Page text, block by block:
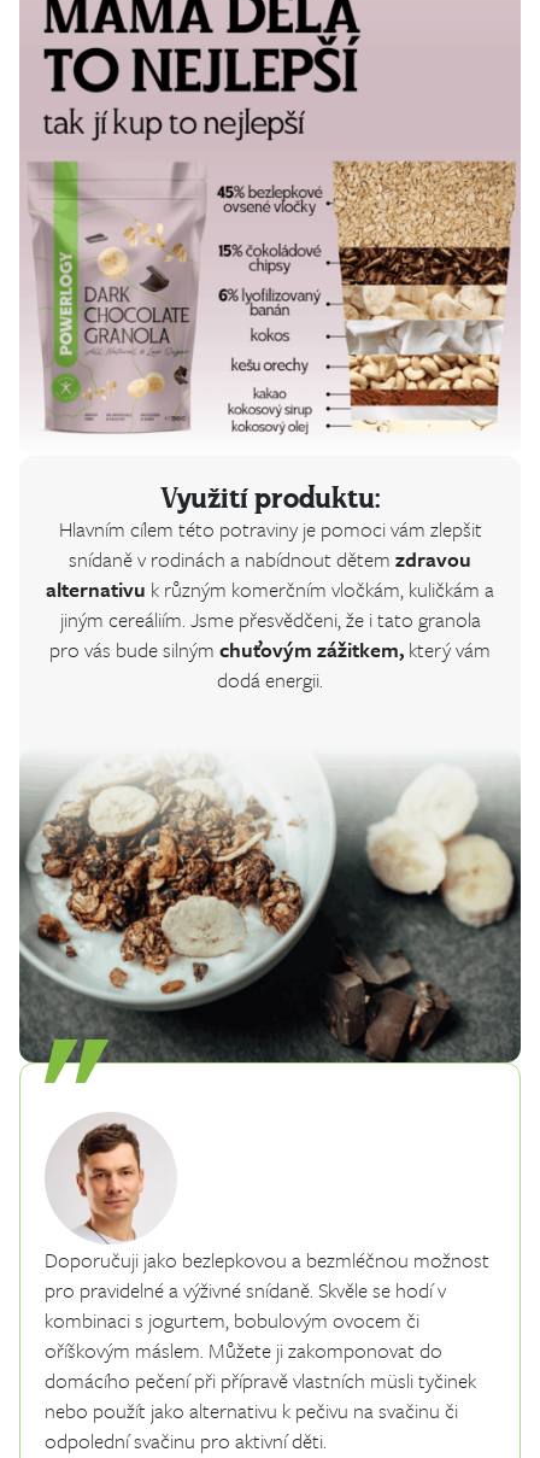
Využití produktu:
Hlavním cílem této potraviny je pomoci vám zlepšit
snídaně v rodinách a nabídnout dětem zdravou
alternativu k různým komerčním vločkám, kuličkám a
jiným cereáliím. Jsme přesvědčeni, že i tato granola
pro vás bude silným chuťovým zážitkem, který vám
dodá energii.
Doporučuji jako bezlepkovou a bezmléčnou možnost
pro pravidelné a výživné snídaně. Skvěle se hodí v
kombinaci s jogurtem, bobulovým ovocem či
oříškovým máslem. Můžete ji zakomponovat do
domácího pečení při přípravě vlastních müsli tyčinek
nebo použít jako alternativu k pečivu na svačinu či
odpolední svačinu pro aktivní děti.